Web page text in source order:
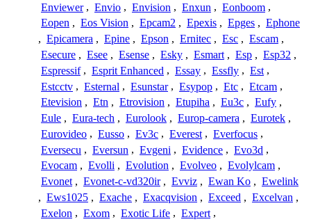
Enviewer , Envio , Envision , Enxun , Eonboom ,
Eopen , Eos Vision , Epcam2 , Epexis , Epges , Ephone
, Epicamera , Epine , Epson , Ernitec , Esc , Escam ,
Esecure , Esee , Esense , Esky , Esmart , Esp , Esp32 ,
Espressif , Esprit Enhanced , Essay , Essfly , Est ,
Estcctv , Esternal , Esunstar , Esypop , Etc , Etcam ,
Etevision , Etn , Etrovision , Etupiha , Eu3c , Eufy ,
Eule , Eura-tech , Eurolook , Europ-camera , Eurotek ,
Eurovideo , Eusso , Ev3c , Everest , Everfocus ,
Eversecu , Eversun , Evgeni , Evidence , Evo3d ,
Evocam , Evolli , Evolution , Evolveo , Evolylcam ,
Evonet , Evonet-c-vd320ir , Evviz , Ewan Ko , Ewelink
, Ews1025 , Exache , Exacqvision , Exceed , Excelvan ,
Exelon , Exom , Exotic Life , Expert ,